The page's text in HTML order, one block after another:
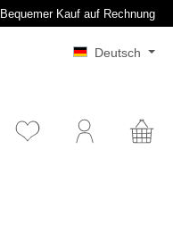
Bequemer Kauf auf Rechnung
Deutsch